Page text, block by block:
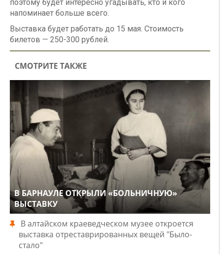
поэтому будет интересно угадывать, кто и кого
напоминает больше всего.
Выставка будет работать до 15 мая. Стоимость
билетов — 250-300 рублей.
СМОТРИТЕ ТАКЖЕ
В БАРНАУЛЕ ОТКРЫЛИ «БОЛЬНИЧНУЮ»
ВЫСТАВКУ
В алтайском краеведческом музее откроется
выставка отреставрированных вещей "Было-
стало"